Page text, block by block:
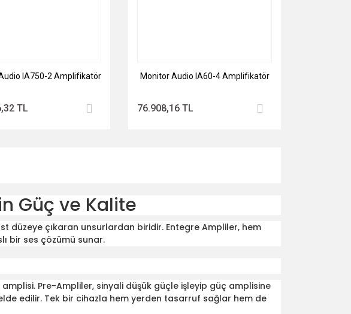
IA750-2 Amplifikatör
TL
Monitor Audio IA60-4 Amplifikatör
76.908,16 TL
Güç ve Kalite
düzeye çıkaran unsurlardan biridir. Entegre Ampliler, hem
bir ses çözümü sunar.
Pre-Ampliler, sinyali düşük güçle işleyip güç amplisine
edilir. Tek bir cihazla hem yerden tasarruf sağlar hem de